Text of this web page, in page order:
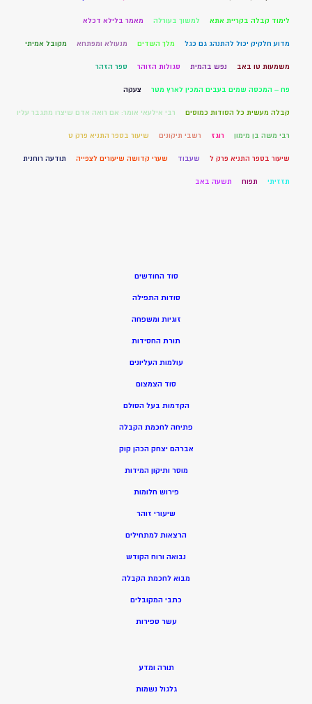
לימוד קבלה בקריית אתא למשוך בעורלה מאמר בלילא דכלא
מדוע חלקיק יכול להתנהג גם כגל מלך השדים מנעולא ומפתחא מקובל אמיתי
משמעות טו באב נפש בהמית סגולות הזוהר ספר הזהר
פח – המכסה שמים בעבים המכין לארץ מטר צעקה
קבלה מעשית כל הסודות כמוסים רבי אילעאי אומר: אם רואה אדם שיצרו מתגבר עליו
רבי משה בן מימון רוגז רשבי תיקונים שיעור בספר התניא פרק ט
שיעור בספר התניא פרק ל שעבוד שערי קדושה שיעורים לצפייה תודעה רוחנית
תזזיתי תפוח תשעה באב
סוד החודשים
סודות התפילה
זוגיות ומשפחה
תורת החסידות
עולמות העליונים
סוד הצמצום
הקדמות בעל הסולם
פתיחה לחכמת הקבלה
אברהם יצחק הכהן קוק
מוסר ותיקון המידות
פירוש חלומות
שיעורי זוהר
הרצאות למתחילים
נבואה ורוח הקודש
מבוא לחכמת הקבלה
כתבי המקובלים
עשר ספירות
תורה ומדע
גלגול נשמות